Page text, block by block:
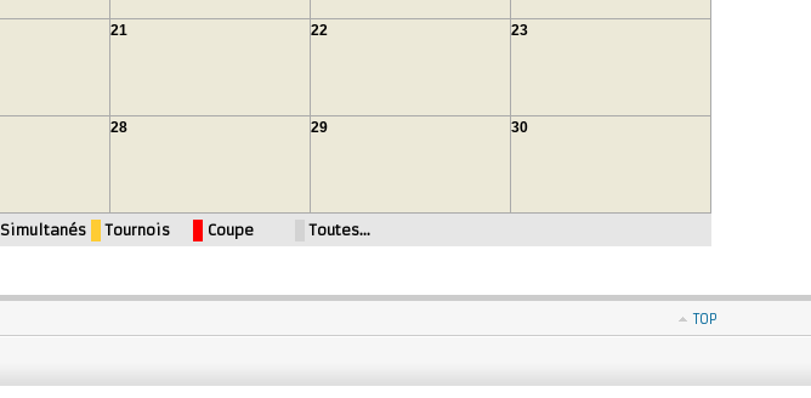
21 22 23
28 29 30
Simultanés Tournois Coupe Toutes…
TOP